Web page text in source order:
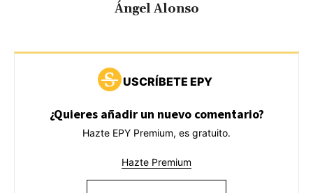
Ángel Alonso
USCRÍBETE EPY
¿Quieres añadir un nuevo comentario?
Hazte EPY Premium, es gratuito.
Hazte Premium